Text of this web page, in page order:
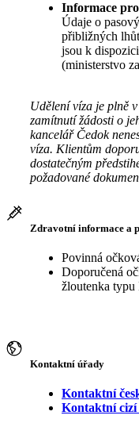
Informace
Údaje o
přibližných
jsou k
(ministerstvo
Udělení víza je plně
zamítnutí žádosti o
kancelář Čedok
víza. Klientům
dostatečným
požadované
Zdravotní informace a
Povinná
Doporučená
žloutenka typu
Kontaktní úřady
Kontaktní
Kontaktní